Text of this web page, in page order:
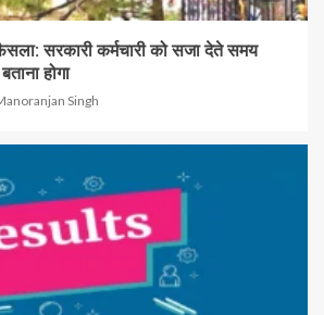
सरकारी कर्मचारी को सजा देते समय
होगा
Singh